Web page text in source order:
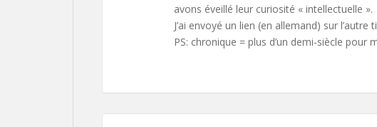
avons éveillé leur curiosité « intellectuelle ».
J’ai envoyé un lien (en allemand) sur
PS: chronique = plus d’un demi-siècle pour